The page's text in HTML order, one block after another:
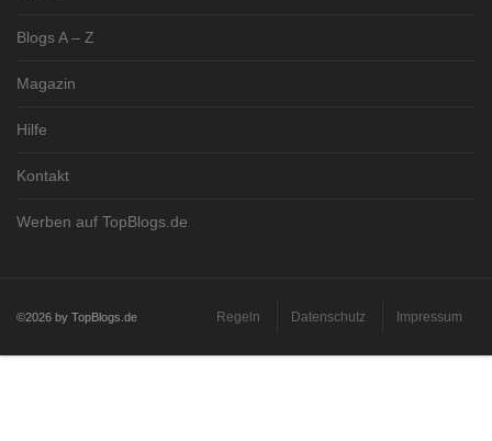
Blogs A – Z
Magazin
Hilfe
Kontakt
Werben auf TopBlogs.de
©2026 by TopBlogs.de Regeln Datenschutz Impressum